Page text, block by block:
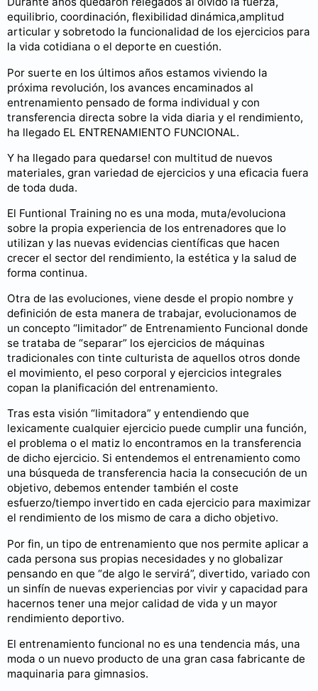
equilibrio, coordinación, flexibilidad dinámica,amplitud
articular y sobretodo la funcionalidad de los ejercicios para
la vida cotidiana o el deporte en cuestión.
Por suerte en los últimos años estamos viviendo la
próxima revolución, los avances encaminados al
entrenamiento pensado de forma individual y con
transferencia directa sobre la vida diaria y el rendimiento,
ha llegado EL ENTRENAMIENTO FUNCIONAL.
Y ha llegado para quedarse! con multitud de nuevos
materiales, gran variedad de ejercicios y una eficacia fuera
de toda duda.
El Funtional Training no es una moda, muta/evoluciona
sobre la propia experiencia de los entrenadores que lo
utilizan y las nuevas evidencias científicas que hacen
crecer el sector del rendimiento, la estética y la salud de
forma continua.
Otra de las evoluciones, viene desde el propio nombre y
definición de esta manera de trabajar, evolucionamos de
un concepto “limitador” de Entrenamiento Funcional donde
se trataba de “separar” los ejercicios de máquinas
tradicionales con tinte culturista de aquellos otros donde
el movimiento, el peso corporal y ejercicios integrales
copan la planificación del entrenamiento.
Tras esta visión “limitadora” y entendiendo que
lexicamente cualquier ejercicio puede cumplir una función,
el problema o el matiz lo encontramos en la transferencia
de dicho ejercicio. Si entendemos el entrenamiento como
una búsqueda de transferencia hacia la consecución de un
objetivo, debemos entender también el coste
esfuerzo/tiempo invertido en cada ejercicio para maximizar
el rendimiento de los mismo de cara a dicho objetivo.
Por fin, un tipo de entrenamiento que nos permite aplicar a
cada persona sus propias necesidades y no globalizar
pensando en que “de algo le servirá”, divertido, variado con
un sinfín de nuevas experiencias por vivir y capacidad para
hacernos tener una mejor calidad de vida y un mayor
rendimiento deportivo.
El entrenamiento funcional no es una tendencia más, una
moda o un nuevo producto de una gran casa fabricante de
maquinaria para gimnasios.